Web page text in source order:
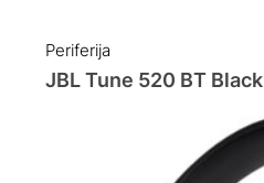
Periferija
JBL Tune 520 BT Black